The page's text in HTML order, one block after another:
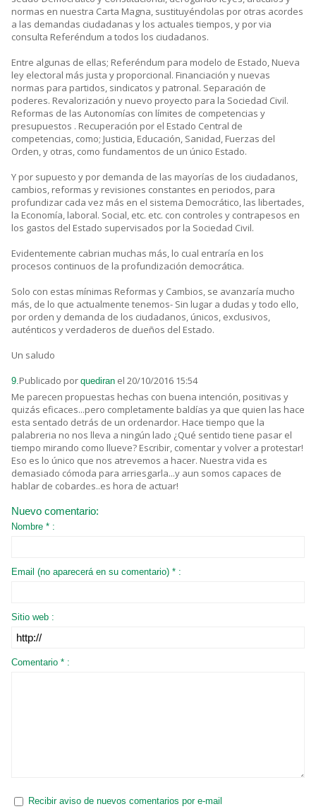
normas en nuestra Carta Magna, sustituyéndolas por otras acordes
a las demandas ciudadanas y los actuales tiempos, y por via
consulta Referéndum a todos los ciudadanos.
Entre algunas de ellas; Referéndum para modelo de Estado, Nueva
ley electoral más justa y proporcional. Financiación y nuevas
normas para partidos, sindicatos y patronal. Separación de
poderes. Revalorización y nuevo proyecto para la Sociedad Civil.
Reformas de las Autonomías con límites de competencias y
presupuestos . Recuperación por el Estado Central de
competencias, como; Justicia, Educación, Sanidad, Fuerzas del
Orden, y otras, como fundamentos de un único Estado.
Y por supuesto y por demanda de las mayorías de los ciudadanos,
cambios, reformas y revisiones constantes en periodos, para
profundizar cada vez más en el sistema Democrático, las libertades,
la Economía, laboral. Social, etc. etc. con controles y contrapesos en
los gastos del Estado supervisados por la Sociedad Civil.
Evidentemente cabrian muchas más, lo cual entraría en los
procesos continuos de la profundización democrática.
Solo con estas mínimas Reformas y Cambios, se avanzaría mucho
más, de lo que actualmente tenemos- Sin lugar a dudas y todo ello,
por orden y demanda de los ciudadanos, únicos, exclusivos,
auténticos y verdaderos de dueños del Estado.
Un saludo
9.Publicado por quediran el 20/10/2016 15:54
Me parecen propuestas hechas con buena intención, positivas y
quizás eficaces...pero completamente baldías ya que quien las hace
esta sentado detrás de un ordenardor. Hace tiempo que la
palabreria no nos lleva a ningún lado ¿Qué sentido tiene pasar el
tiempo mirando como llueve? Escribir, comentar y volver a protestar!
Eso es lo único que nos atrevemos a hacer. Nuestra vida es
demasiado cómoda para arriesgarla...y aun somos capaces de
hablar de cobardes..es hora de actuar!
Nuevo comentario:
Nombre * :
Email (no aparecerá en su comentario) * :
Sitio web :
Comentario * :
Recibir aviso de nuevos comentarios por e-mail